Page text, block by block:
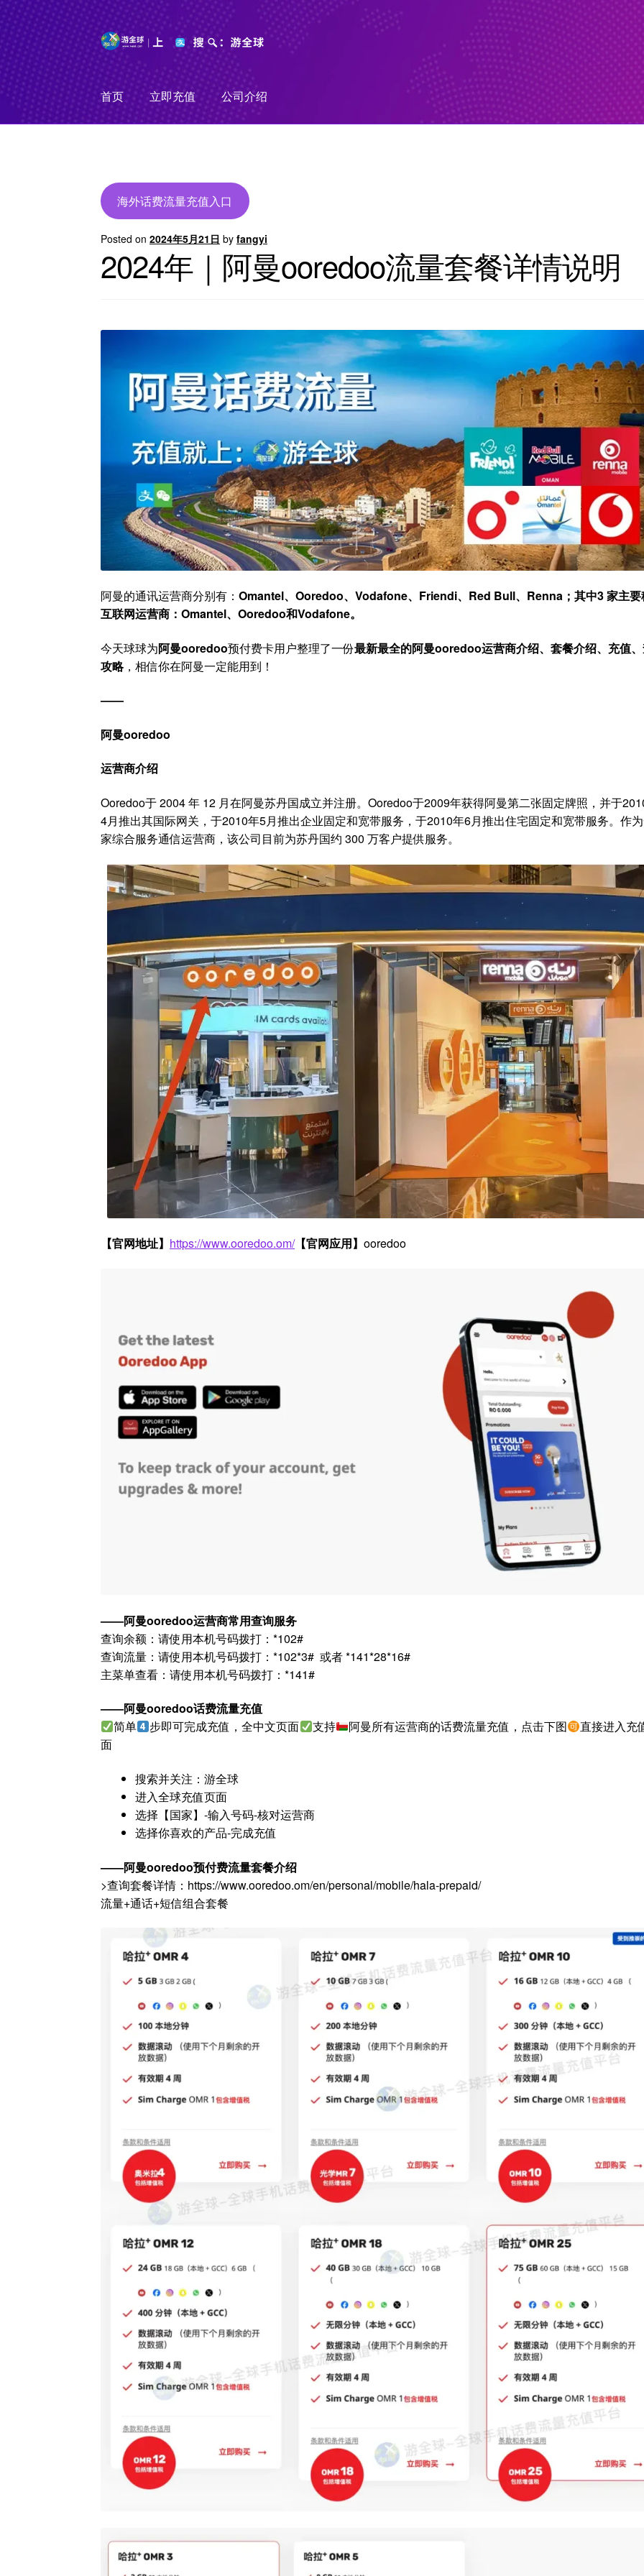
Skip
to
navigation
Skip
to
content
首页
立即充值 公司介绍
海外话费流量充值入口
Posted on2024年5月21日 byfangyi
2024年｜阿曼ooredoo流量套餐详情说明
阿曼的通讯运营商分别有：Omantel、Ooredoo、Vodafone、Friendi、Red Bull、Renna；其中3 家主
互联网运营商：Omantel、Ooredoo和Vodafone。
今天球球为阿曼ooredoo预付费卡用户整理了一份最新最全的阿曼ooredoo运营商介绍、套餐介绍、充值
攻略，相信你在阿曼一定能用到！
——
阿曼ooredoo
运营商介绍
Ooredoo于 2004 年 12 月在阿曼苏丹国成立并注册。Ooredoo于2009年获得阿曼第二张固定牌照，并于
4月推出其国际网关，于2010年5月推出企业固定和宽带服务，于2010年6月推出住宅固定和宽带服务。作
家综合服务通信运营商，该公司目前为苏丹国约 300 万客户提供服务。
【官网地址】 ‍https://www.ooredoo.om/【官网应用】ooredoo
——阿曼ooredoo运营商常用查询服务
查询余额：请使用本机号码拨打：*102#
查询流量：请使用本机号码拨打：*102*3# 或者 *141*28*16#
主菜单查看：请使用本机号码拨打：*141#
——阿曼ooredoo话费流量充值
简单
步即可完成充值，全中文页面 支持 阿曼所有运营商的话费流量充值，点击下图
直接进入充
面
搜索并关注：游全球
进入全球充值页面
选择【国家】-输入号码-核对运营商
选择你喜欢的产品-完成充值
——阿曼ooredoo预付费流量套餐介绍
>查询套餐详情：https://www.ooredoo.om/en/personal/mobile/hala-prepaid/
流量+通话+短信组合套餐